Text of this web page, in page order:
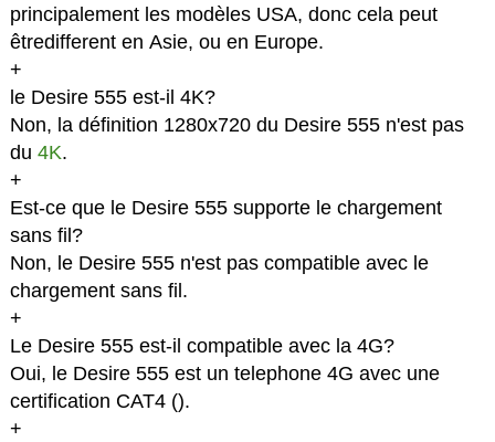
principalement les modèles USA, donc cela peut
êtredifferent en Asie, ou en Europe.
+
le Desire 555 est-il 4K?
Non, la définition 1280x720 du Desire 555 n'est pas
du 4K.
+
Est-ce que le Desire 555 supporte le chargement
sans fil?
Non, le Desire 555 n'est pas compatible avec le
chargement sans fil.
+
Le Desire 555 est-il compatible avec la 4G?
Oui, le Desire 555 est un telephone 4G avec une
certification CAT4 ().
+